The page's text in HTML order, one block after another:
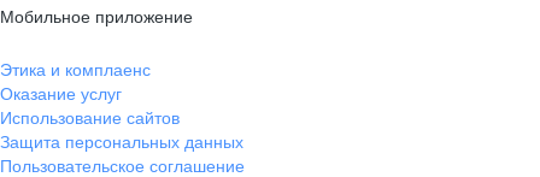
Мобильное приложение
Этика и комплаенс
Оказание услуг
Использование сайтов
Защита персональных данных
Пользовательское соглашение